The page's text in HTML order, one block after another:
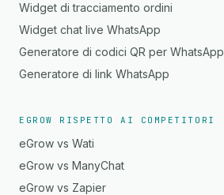
Widget di tracciamento ordini
Widget chat live WhatsApp
Generatore di codici QR per WhatsApp
Generatore di link WhatsApp
EGROW RISPETTO AI COMPETITORI
eGrow vs Wati
eGrow vs ManyChat
eGrow vs Zapier